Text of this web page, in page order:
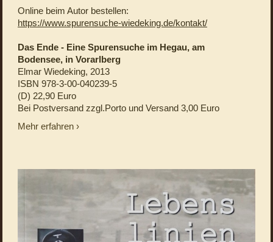
Online beim Autor bestellen:
https://www.spurensuche-wiedeking.de/kontakt/
Das Ende - Eine Spurensuche im Hegau, am
Bodensee, in Vorarlberg
Elmar Wiedeking, 2013
ISBN 978-3-00-040239-5
(D) 22,90 Euro
Bei Postversand zzgl.Porto und Versand 3,00 Euro
Mehr erfahren